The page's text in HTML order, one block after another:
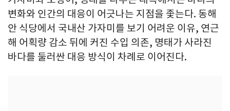
변화와 인간의 대응이 어긋나는 지점을 좇는다. 동해
안 식당에서 국내산 가자미를 보기 어려운 이유, 연근
해 어획량 감소 뒤에 커진 수입 의존, 명태가 사라진
바다를 둘러싼 대응 방식이 차례로 이어진다.